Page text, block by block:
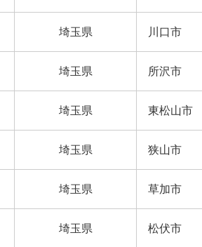
埼玉県 川口市
埼玉県 所沢市
埼玉県 東松山市
埼玉県 狭山市
埼玉県 草加市
埼玉県 松伏市